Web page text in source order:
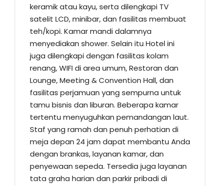
keramik atau kayu, serta dilengkapi TV
satelit LCD, minibar, dan fasilitas membuat
teh/kopi. Kamar mandi dalamnya
menyediakan shower. Selain itu Hotel ini
juga dilengkapi dengan fasilitas kolam
renang, WIFI di area umum, Restoran dan
Lounge, Meeting & Convention Hall, dan
fasilitas perjamuan yang sempurna untuk
tamu bisnis dan liburan. Beberapa kamar
tertentu menyuguhkan pemandangan laut.
Staf yang ramah dan penuh perhatian di
meja depan 24 jam dapat membantu Anda
dengan brankas, layanan kamar, dan
penyewaan sepeda. Tersedia juga layanan
tata graha harian dan parkir pribadi di